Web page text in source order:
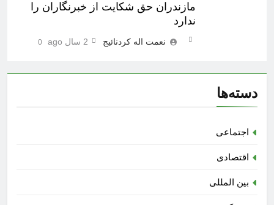
مازندران حق شکایت از خبرنگاران را
ندارد
نعمت اله کردنائیج 2 سال ago 0
دسته‌ها
اجتماعی
اقتصادی
بین المللی